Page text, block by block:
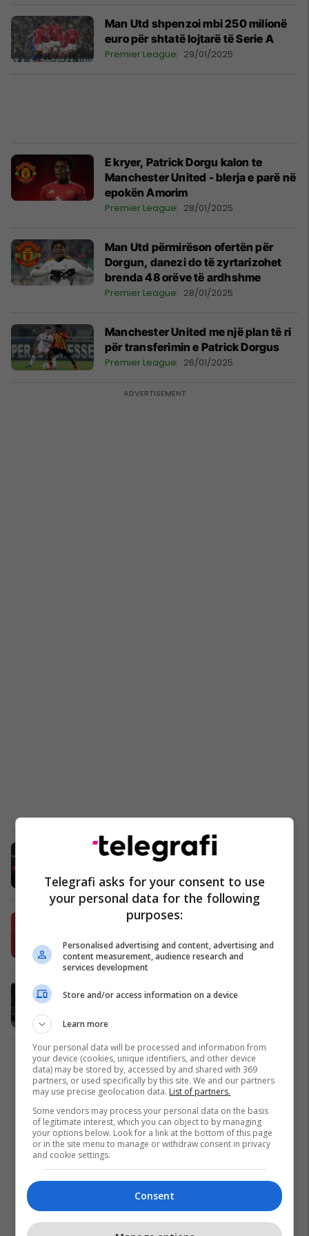
Man Utd shpenzoi mbi 250 milionë
euro për shtatë lojtarë të Serie A
Premier League 29/01/2025
E kryer, Patrick Dorgu kalon te
Manchester United - blerja e parë në
epokën Amorim
Premier League 28/01/2025
Man Utd përmirëson ofertën për
Dorgun, danezi do të zyrtarizohet
brenda 48 orëve të ardhshme
Premier League 28/01/2025
Manchester United me një plan të ri
për transferimin e Patrick Dorgus
Premier League 26/01/2025
Ruben Amorim me transferim
sensacional nga Serie A
Premier League 24/01/2025
Man Utd nuk heq dorë nga Dorgu,
Premier League 23/01/2025
Lecce refuzon ofertën e lartë të Man
Ndërkombëtare
1
Telegrafi asks for your consent to use
your personal data for the following
purposes:
Personalised advertising and content, advertising and
content measurement, audience research and
services development
Store and/or access information on a device
Learn more
Your personal data will be processed and information from
your device (cookies, unique identifiers, and other device
data) may be stored by, accessed by and shared with 369
partners, or used specifically by this site. We and our partners
may use precise geolocation data. List of partners.
Some vendors may process your personal data on the basis
of legitimate interest, which you can object to by managing
your options below. Look for a link at the bottom of this page
or in the site menu to manage or withdraw consent in privacy
and cookie settings.
Consent